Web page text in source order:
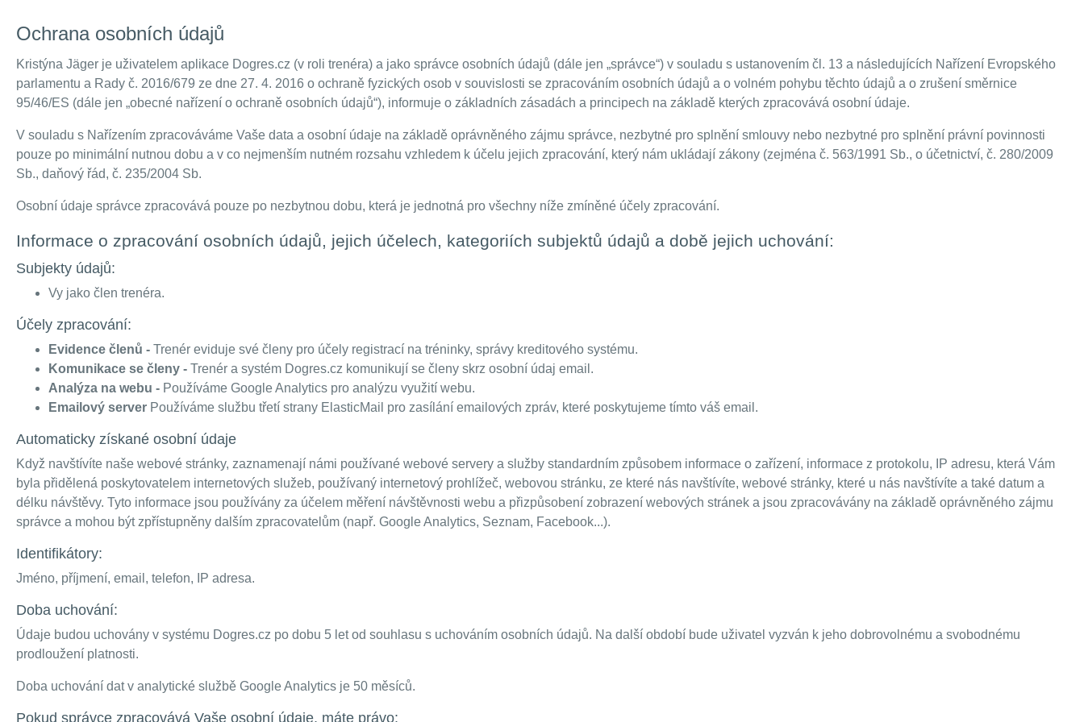
Ochrana osobních údajů
Kristýna Jäger je uživatelem aplikace Dogres.cz (v roli trenéra) a jako správce osobních údajů (dále jen „správce“) v souladu s ustanovením čl. 13 a následujících Nařízení Evropského
parlamentu a Rady č. 2016/679 ze dne 27. 4. 2016 o ochraně fyzických osob v souvislosti se zpracováním osobních údajů a o volném pohybu těchto údajů a o zrušení směrnice
95/46/ES (dále jen „obecné nařízení o ochraně osobních údajů“), informuje o základních zásadách a principech na základě kterých zpracovává osobní údaje.
V souladu s Nařízením zpracováváme Vaše data a osobní údaje na základě oprávněného zájmu správce, nezbytné pro splnění smlouvy nebo nezbytné pro splnění právní povinnosti
pouze po minimální nutnou dobu a v co nejmenším nutném rozsahu vzhledem k účelu jejich zpracování, který nám ukládají zákony (zejména č. 563/1991 Sb., o účetnictví, č. 280/2009
Sb., daňový řád, č. 235/2004 Sb.
Osobní údaje správce zpracovává pouze po nezbytnou dobu, která je jednotná pro všechny níže zmíněné účely zpracování.
Informace o zpracování osobních údajů, jejich účelech, kategoriích subjektů údajů a době jejich uchování:
Subjekty údajů:
Vy jako člen trenéra.
Účely zpracování:
Evidence členů - Trenér eviduje své členy pro účely registrací na tréninky, správy kreditového systému.
Komunikace se členy - Trenér a systém Dogres.cz komunikují se členy skrz osobní údaj email.
Analýza na webu - Používáme Google Analytics pro analýzu využití webu.
Emailový server Používáme službu třetí strany ElasticMail pro zasílání emailových zpráv, které poskytujeme tímto váš email.
Automaticky získané osobní údaje
Když navštívíte naše webové stránky, zaznamenají námi používané webové servery a služby standardním způsobem informace o zařízení, informace z protokolu, IP adresu, která Vám
byla přidělená poskytovatelem internetových služeb, používaný internetový prohlížeč, webovou stránku, ze které nás navštívíte, webové stránky, které u nás navštívíte a také datum a
délku návštěvy. Tyto informace jsou používány za účelem měření návštěvnosti webu a přizpůsobení zobrazení webových stránek a jsou zpracovávány na základě oprávněného zájmu
správce a mohou být zpřístupněny dalším zpracovatelům (např. Google Analytics, Seznam, Facebook...).
Identifikátory:
Jméno, příjmení, email, telefon, IP adresa.
Doba uchování:
Údaje budou uchovány v systému Dogres.cz po dobu 5 let od souhlasu s uchováním osobních údajů. Na další období bude uživatel vyzván k jeho dobrovolnému a svobodnému
prodloužení platnosti.
Doba uchování dat v analytické službě Google Analytics je 50 měsíců.
Pokud správce zpracovává Vaše osobní údaje, máte právo: